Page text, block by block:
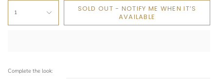
1
SOLD OUT - NOTIFY ME WHEN IT’S
AVAILABLE
Complete the look: